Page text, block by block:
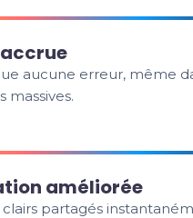
aucune erreur, même
massives.
améliorée
partagés